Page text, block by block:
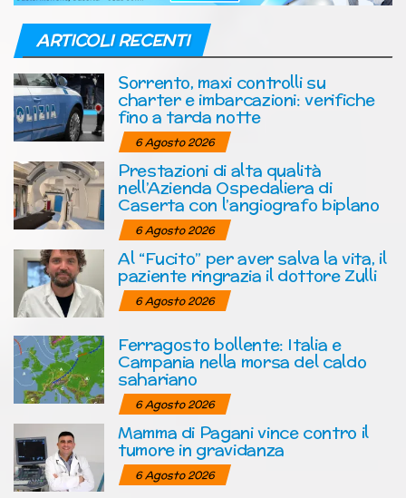
ARTICOLI RECENTI
Sorrento, maxi controlli su
charter e imbarcazioni: verifiche
fino a tarda notte
6 Agosto 2026
Prestazioni di alta qualità
nell’Azienda Ospedaliera di
Caserta con l’angiografo biplano
6 Agosto 2026
Al “Fucito” per aver salva la vita, il
paziente ringrazia il dottore Zulli
6 Agosto 2026
Ferragosto bollente: Italia e
Campania nella morsa del caldo
sahariano
6 Agosto 2026
Mamma di Pagani vince contro il
tumore in gravidanza
6 Agosto 2026